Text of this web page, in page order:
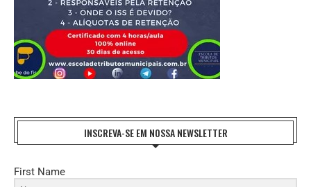
INSCREVA-SE EM NOSSA NEWSLETTER
First Name